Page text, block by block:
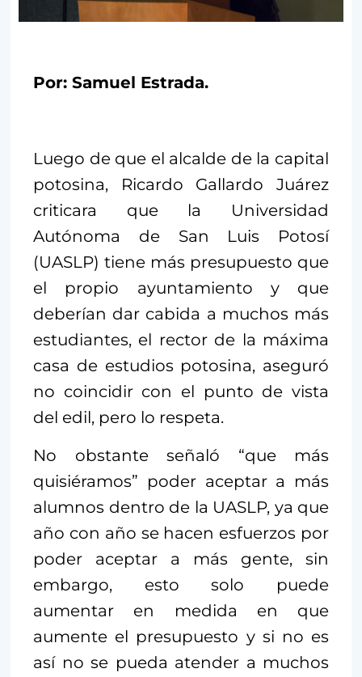
Por: Samuel Estrada.
Luego de que el alcalde de la capital
potosina, Ricardo Gallardo Juárez
criticara que la Universidad
Autónoma de San Luis Potosí
(UASLP) tiene más presupuesto que
el propio ayuntamiento y que
deberían dar cabida a muchos más
estudiantes, el rector de la máxima
casa de estudios potosina, aseguró
no coincidir con el punto de vista
del edil, pero lo respeta.
No obstante señaló “que más
quisiéramos” poder aceptar a más
alumnos dentro de la UASLP, ya que
año con año se hacen esfuerzos por
poder aceptar a más gente, sin
embargo, esto solo puede
aumentar en medida en que
aumente el presupuesto y si no es
así no se pueda atender a muchos